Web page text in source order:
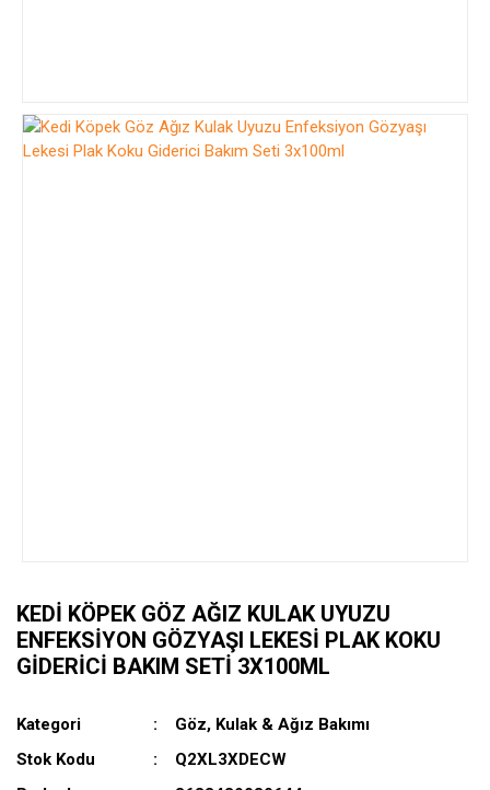
KEDI KÖPEK GÖZ AĞIZ KULAK UYUZU
ENFEKSIYON GÖZYAŞI LEKESI PLAK KOKU
GIDERICI BAKIM SETI 3X100ML
Kategori
Göz, Kulak & Ağız Bakımı
Stok Kodu
Q2XL3XDECW